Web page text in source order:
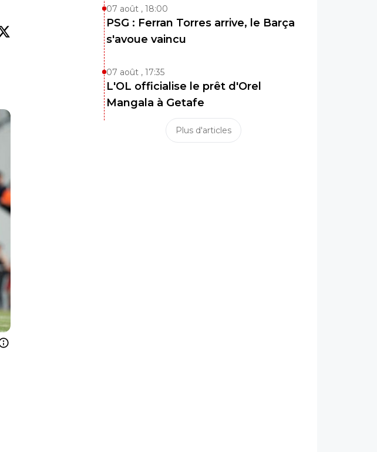
07 août , 18:00
PSG : Ferran Torres arrive, le Barça
s'avoue vaincu
07 août , 17:35
L'OL officialise le prêt d'Orel
Mangala à Getafe
Plus d'articles